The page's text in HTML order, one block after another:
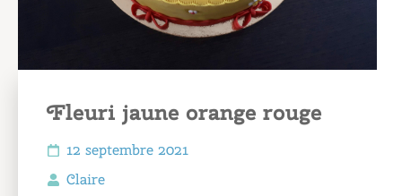
Fleuri jaune orange rouge
12 septembre 2021
Claire